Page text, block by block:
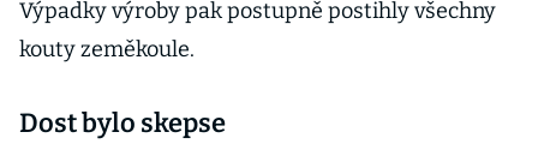
Výpadky výroby pak postupně postihly všechny
kouty zeměkoule.
Dost bylo skepse